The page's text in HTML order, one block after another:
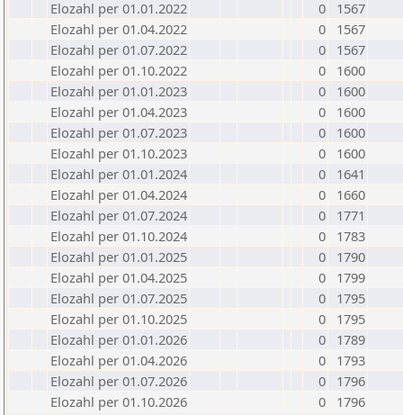
Elozahl per 01.01.2022
0
1567
Elozahl per 01.04.2022
0
1567
Elozahl per 01.07.2022
0
1567
Elozahl per 01.10.2022
0
1600
Elozahl per 01.01.2023
0
1600
Elozahl per 01.04.2023
0
1600
Elozahl per 01.07.2023
0
1600
Elozahl per 01.10.2023
0
1600
Elozahl per 01.01.2024
0
1641
Elozahl per 01.04.2024
0
1660
Elozahl per 01.07.2024
0
1771
Elozahl per 01.10.2024
0
1783
Elozahl per 01.01.2025
0
1790
Elozahl per 01.04.2025
0
1799
Elozahl per 01.07.2025
0
1795
Elozahl per 01.10.2025
0
1795
Elozahl per 01.01.2026
0
1789
Elozahl per 01.04.2026
0
1793
Elozahl per 01.07.2026
0
1796
Elozahl per 01.10.2026
0 1796